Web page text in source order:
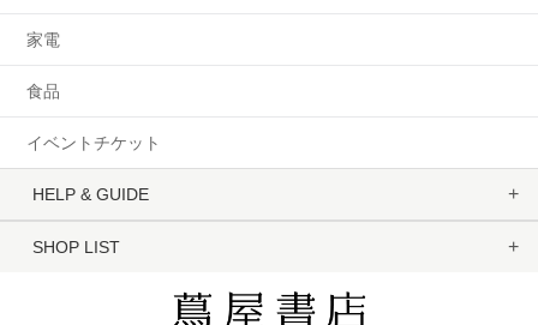
家電
食品
イベントチケット
HELP & GUIDE
SHOP LIST